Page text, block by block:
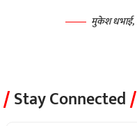
मुकेश धभाई,
Stay Connected